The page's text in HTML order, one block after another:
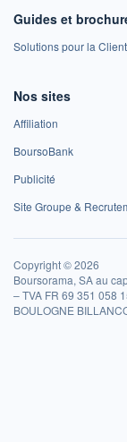
Guides et
Solutions pour la
Nos sites
Affiliation
BoursoBank
Publicité
Site Groupe &
Copyright © 2026
Boursorama, SA au
– TVA FR 69 351 058
BOULOGNE